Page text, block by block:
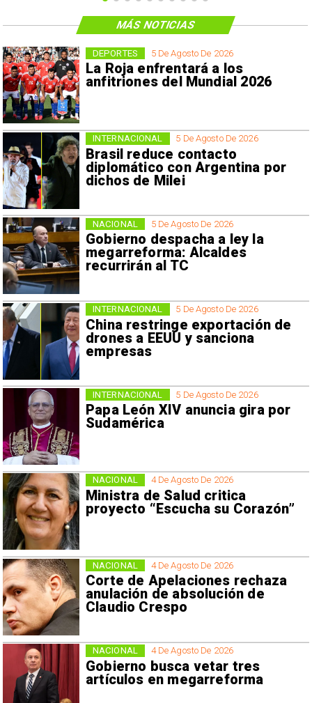
5 De Agosto De 2026
La Roja enfrentará a los
anfitriones del Mundial 2026
DEPORTES
5 De Agosto De 2026
Brasil reduce contacto
diplomático con Argentina por
dichos de Milei
INTERNACIONAL
5 De Agosto De 2026
Gobierno despacha a ley la
megarreforma: Alcaldes
recurrirán al TC
NACIONAL
5 De Agosto De 2026
China restringe exportación de
drones a EEUU y sanciona
empresas
INTERNACIONAL
5 De Agosto De 2026
Papa León XIV anuncia gira por
Sudamérica
INTERNACIONAL
4 De Agosto De 2026
Ministra de Salud critica
proyecto “Escucha su Corazón”
NACIONAL
4 De Agosto De 2026
Corte de Apelaciones rechaza
anulación de absolución de
Claudio Crespo
NACIONAL
4 De Agosto De 2026
Gobierno busca vetar tres
artículos en megarreforma
NACIONAL
MÁS NOTICIAS